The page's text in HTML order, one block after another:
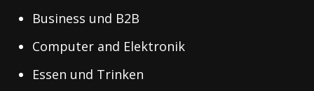
Business und B2B
Computer and Elektronik
Essen und Trinken